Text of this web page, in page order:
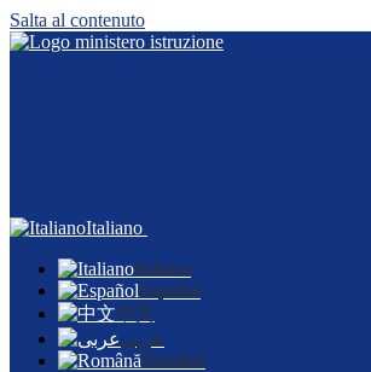
Salta al contenuto
Italiano
Italiano
Español
中文
عربى
Română